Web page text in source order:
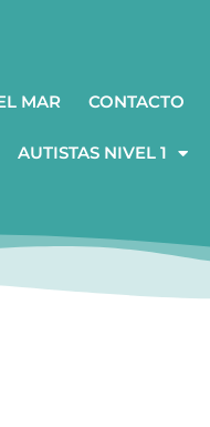
MAR CONTACTO
AUTISTAS NIVEL 1